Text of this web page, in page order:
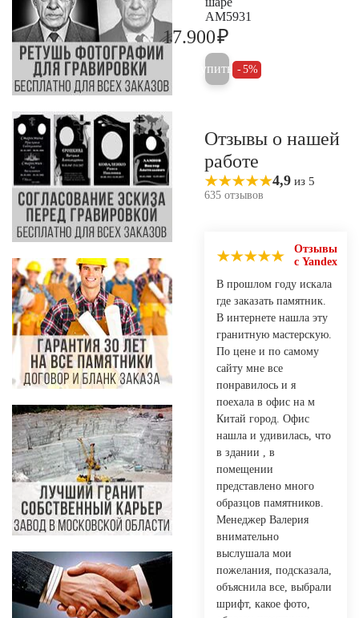
AM5931
17.900₽
Купить 5%
Отзывы о нашей
работе
4,9 из 5
635 отзывов
Отзывы
с Yandex
В прошлом году искала
где заказать памятник.
В интернете нашла эту
гранитную мастерскую.
По цене и по самому
сайту мне все
понравилось и я
поехала в офис на м
Китай город. Офис
нашла и удивилась, что
в здании , в
помещении
представлено много
образцов памятников.
Менеджер Валерия
внимательно
выслушала мои
пожелания, подсказала,
объяснила все, выбрали
шрифт, какое фото,